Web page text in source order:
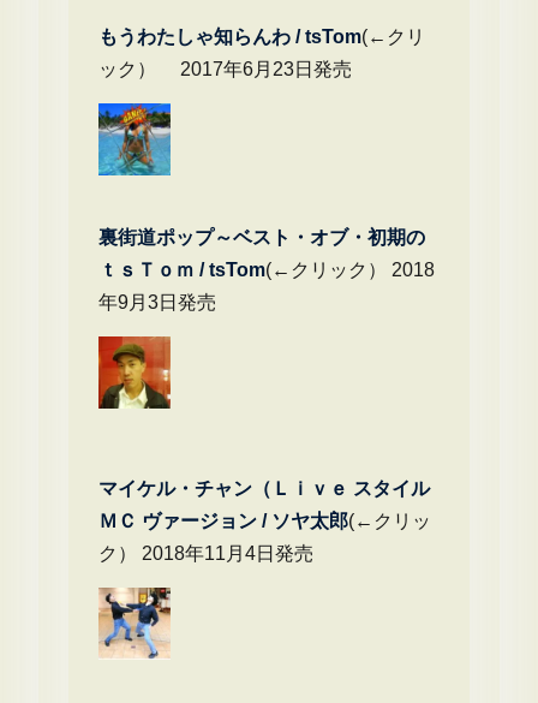
もうわたしゃ知らんわ / tsTom(←クリ
ック） 2017年6月23日発売
裏街道ポップ～ベスト・オブ・初期の
ｔｓＴｏｍ / tsTom(←クリック） 2018
年9月3日発売
マイケル・チャン（Ｌｉｖｅ スタイル
ＭＣ ヴァージョン / ソヤ太郎(←クリッ
ク） 2018年11月4日発売